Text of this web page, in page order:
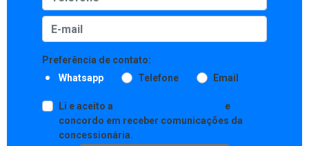
Preferência de contato:
Whatsapp
Telefone Email
Li e aceito a
e
concordo em receber comunicações da
concessionária.